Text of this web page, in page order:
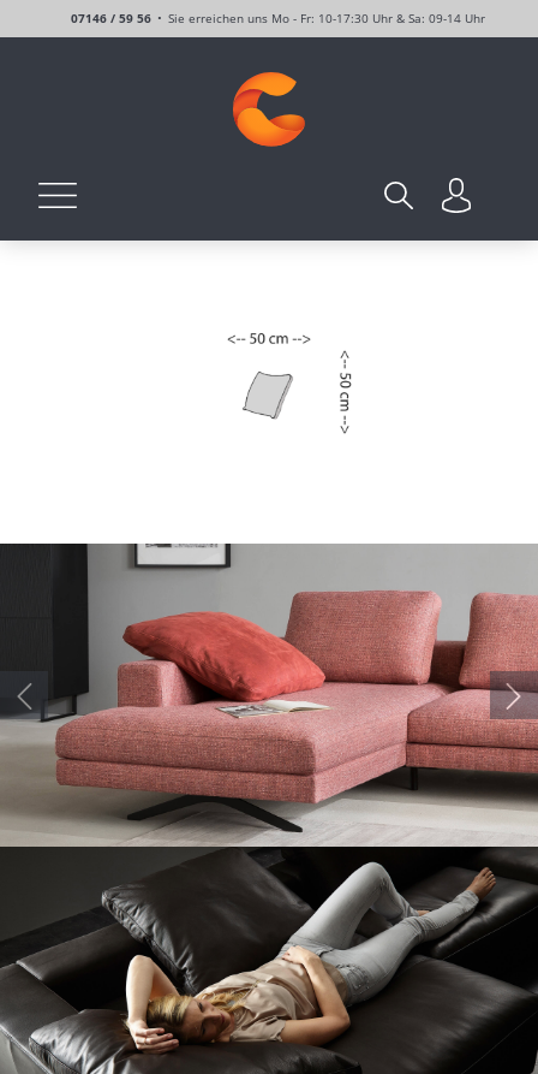
07146 / 59 56 Sie erreichen uns Mo - Fr: 10-17:30 Uhr & Sa: 09-14 Uhr